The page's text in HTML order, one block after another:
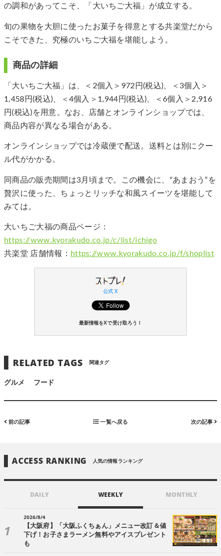
の調和があってこそ、「大いちご大福」が成立する。
旬の果物を大胆に使ったお菓子を得意とする共楽堂だから
こそできた、究極のいちご大福を堪能しよう。
商品の詳細
「大いちご大福」は、＜2個入＞972円(税込)、＜3個入＞
1,458円(税込)、＜4個入＞1,944円(税込)、＜6個入＞2,916
円(税込)を用意。なお、店舗とオンラインショップでは、
商品内容が異なる場合がある。
オンラインショップでは冷蔵便で配送。送料とは別にクー
ル代がかかる。
同商品の販売期間は3月頃まで。この機会に、“あまおう”を
贅沢に使った、ちょっとリッチな和風スイーツを堪能して
みては。
大いちご大福の商品ページ：
https://www.kyorakudo.co.jp/c/list/ichigo
共楽堂 店舗情報： https://www.kyorakudo.co.jp/f/shoplist
公式 X
最新情報をXで受け取ろう！
RELATED TAGS 関連タグ
グルメ フード
前の記事 一覧へ戻る 次の記事
ACCESS RANKING 人気の情報ランキング
DAILY WEEKLY MONTHLY
2026/8/4
【大阪府】「大阪ふくちぁん」メニュー改訂＆値
下げ！お子さまラーメン無料やアイスプレゼント
も